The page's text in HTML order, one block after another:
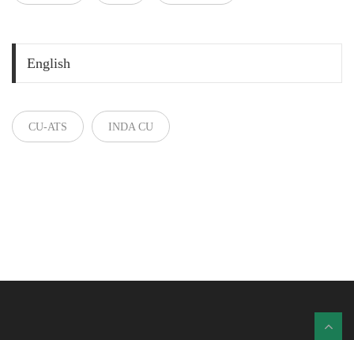
English
CU-ATS INDA CU